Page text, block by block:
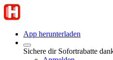
App herunterladen
Sichere dir Sofortrabatte